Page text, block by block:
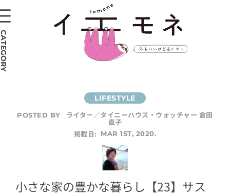
POSTED BY ライター／タイニーハウス・ウォッチャー 倉田
直子
掲載日:
MAR 1ST, 2020.
小さな家の豊かな暮らし【23】サス